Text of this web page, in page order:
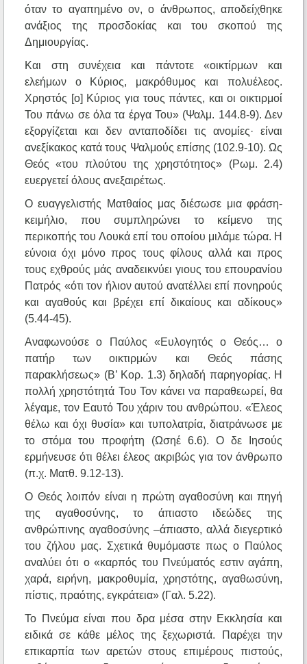
όταν το αγαπημένο ον, ο άνθρωπος, αποδείχθηκε
ανάξιος της προσδοκίας και του σκοπού της
Δημιουργίας.
Και στη συνέχεια και πάντοτε «οικτίρμων και
ελεήμων ο Κύριος, μακρόθυμος και πολυέλεος.
Χρηστός [ο] Κύριος για τους πάντες, και οι οικτιρμοί
Του πάνω σε όλα τα έργα Του» (Ψαλμ. 144.8-9). Δεν
εξοργίζεται και δεν ανταποδίδει τις ανομίες· είναι
ανεξίκακος κατά τους Ψαλμούς επίσης (102.9-10). Ως
Θεός «του πλούτου της χρηστότητος» (Ρωμ. 2.4)
ευεργετεί όλους ανεξαιρέτως.
Ο ευαγγελιστής Ματθαίος μας διέσωσε μια φράση-
κειμήλιο, που συμπληρώνει το κείμενο της
περικοπής του Λουκά επί του οποίου μιλάμε τώρα. Η
εύνοια όχι μόνο προς τους φίλους αλλά και προς
τους εχθρούς μάς αναδεικνύει γιους του επουρανίου
Πατρός «ότι τον ήλιον αυτού ανατέλλει επί πονηρούς
και αγαθούς και βρέχει επί δικαίους και αδίκους»
(5.44-45).
Αναφωνούσε ο Παύλος «Ευλογητός ο Θεός… ο
πατήρ των οικτιρμών και Θεός πάσης
παρακλήσεως» (Β’ Κορ. 1.3) δηλαδή παρηγορίας. Η
πολλή χρηστότητά Του Τον κάνει να παραθεωρεί, θα
λέγαμε, τον Εαυτό Του χάριν του ανθρώπου. «Έλεος
θέλω και όχι θυσία» και τυπολατρία, διατράνωσε με
το στόμα του προφήτη (Ωσηέ 6.6). Ο δε Ιησούς
ερμήνευσε ότι θέλει έλεος ακριβώς για τον άνθρωπο
(π.χ. Ματθ. 9.12-13).
Ο Θεός λοιπόν είναι η πρώτη αγαθοσύνη και πηγή
της αγαθοσύνης, το άπιαστο ιδεώδες της
ανθρώπινης αγαθοσύνης –άπιαστο, αλλά διεγερτικό
του ζήλου μας. Σχετικά θυμόμαστε πως ο Παύλος
αναλύει ότι ο «καρπός του Πνεύματός εστιν αγάπη,
χαρά, ειρήνη, μακροθυμία, χρηστότης, αγαθωσύνη,
πίστις, πραότης, εγκράτεια» (Γαλ. 5.22).
Το Πνεύμα είναι που δρα μέσα στην Εκκλησία και
ειδικά σε κάθε μέλος της ξεχωριστά. Παρέχει την
επικαρπία των αρετών στους επιμέρους πιστούς,